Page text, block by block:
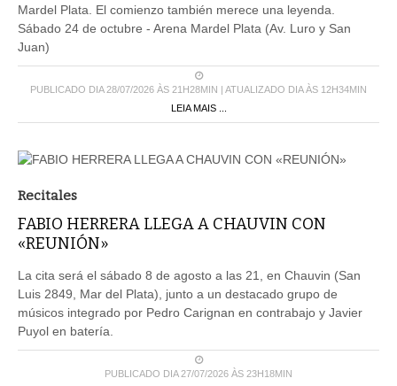
Mardel Plata. El comienzo también merece una leyenda.
Sábado 24 de octubre - Arena Mardel Plata (Av. Luro y San
Juan)
PUBLICADO DIA 28/07/2026 ÀS 21H28MIN | ATUALIZADO DIA ÀS 12H34MIN
LEIA MAIS ...
Recitales
FABIO HERRERA LLEGA A CHAUVIN CON
«REUNIÓN»
La cita será el sábado 8 de agosto a las 21, en Chauvin (San
Luis 2849, Mar del Plata), junto a un destacado grupo de
músicos integrado por Pedro Carignan en contrabajo y Javier
Puyol en batería.
PUBLICADO DIA 27/07/2026 ÀS 23H18MIN